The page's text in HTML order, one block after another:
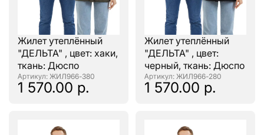
Жилет утеплённый
"ДЕЛЬТА" , цвет: хаки,
ткань: Дюспо
: ЖИЛ966-380
1 570.00 р.
Жилет утеплённый
"ДЕЛЬТА" , цвет:
черный, ткань: Дюспо
: ЖИЛ966-280
1 570.00 р.